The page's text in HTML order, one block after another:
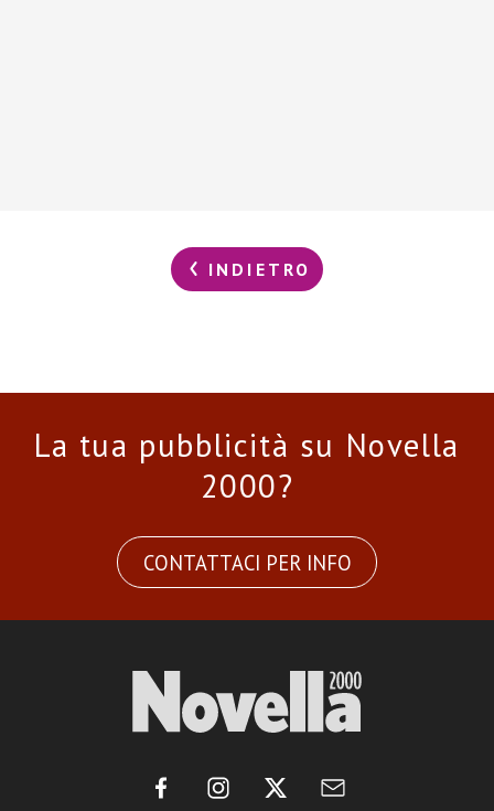
INDIETRO
La tua pubblicità su Novella
2000?
CONTATTACI PER INFO